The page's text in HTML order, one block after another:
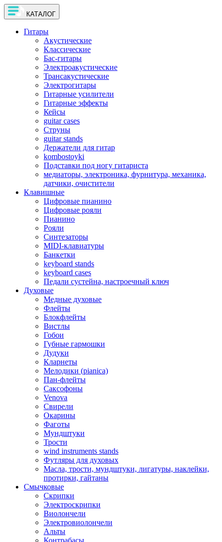
КАТАЛОГ
Гитары
Акустические
Классические
Бас-гитары
Электроакустические
Трансакустические
Электрогитары
Гитарные усилители
Гитарные эффекты
Кейсы
guitar cases
Струны
guitar stands
Держатели для гитар
kombostoyki
Подставки под ногу гитариста
медиаторы, электроника, фурнитура, механика,
датчики, очистители
Клавишные
Цифровые пианино
Цифровые рояли
Пианино
Рояли
Синтезаторы
MIDI-клавиатуры
Банкетки
keyboard stands
keyboard cases
Педали сустейна, настроечный ключ
Духовые
Медные духовые
Флейты
Блокфлейты
Вистлы
Гобои
Губные гармошки
Дудуки
Кларнеты
Мелодики (pianica)
Пан-флейты
Саксофоны
Venova
Свирели
Окарины
Фаготы
Мундштуки
Трости
wind instruments stands
Футляры для духовых
Масла, трости, мундштуки, лигатуры, наклейки,
протирки, гайтаны
Смычковые
Скрипки
Электроскрипки
Виолончели
Электровиолончели
Альты
Контрабасы